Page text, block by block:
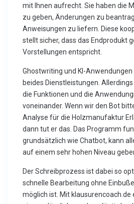
mit Ihnen aufrecht. Sie haben die
zu geben, Änderungen zu
Anweisungen zu liefern. Diese
stellt sicher, dass das Endprodukt
Vorstellungen entspricht.
Ghostwriting und KI-Anwendungen
beides Dienstleistungen.
die Funktionen und die
voneinander. Wenn wir den Bot
Analyse für die Holzmanufaktur
dann tut er das. Das Programm
grundsätzlich wie Chatbot, kann
auf einem sehr hohen Niveau
Der Schreibprozess ist dabei so
schnelle Bearbeitung ohne
möglich ist. Mit